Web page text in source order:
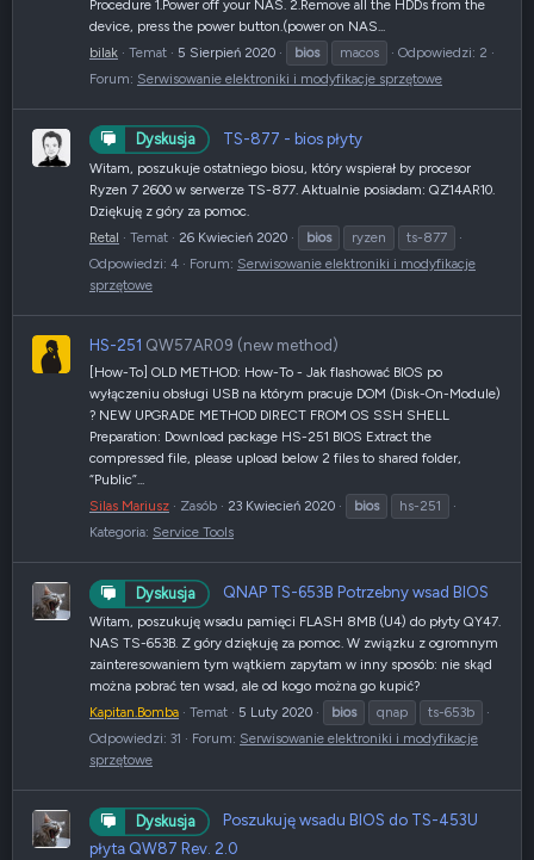
Procedure 1.Power off your NAS. 2.Remove all the HDDs from the
device, press the power button.(power on NAS...
bilak
Temat 5 Sierpień 2020 bios macos
Odpowiedzi: 2
Forum: Serwisowanie elektroniki i modyfikacje sprzętowe
Dyskusja TS-877 - bios płyty
Witam, poszukuje ostatniego biosu, który wspierał by procesor
Ryzen 7 2600 w serwerze TS-877. Aktualnie posiadam: QZ14AR10.
Dziękuję z góry za pomoc.
Retal
Temat 26 Kwiecień 2020 bios ryzen
ts-877
Odpowiedzi: 4
Forum: Serwisowanie elektroniki i modyfikacje
sprzętowe
HS-251 QW57AR09 (new method)
[How-To] OLD METHOD: How-To - Jak flashować BIOS po
wyłączeniu obsługi USB na którym pracuje DOM (Disk-On-Module)
? NEW UPGRADE METHOD DIRECT FROM OS SSH SHELL
Preparation: Download package HS-251 BIOS Extract the
compressed file, please upload below 2 files to shared folder,
“Public”...
Silas Mariusz
Zasób 23 Kwiecień 2020 bios
hs-251
Kategoria: Service Tools
Dyskusja QNAP TS-653B Potrzebny wsad BIOS
Witam, poszukuję wsadu pamięci FLASH 8MB (U4) do płyty QY47.
NAS TS-653B. Z góry dziękuję za pomoc. W związku z ogromnym
zainteresowaniem tym wątkiem zapytam w inny sposób: nie skąd
można pobrać ten wsad, ale od kogo można go kupić?
Kapitan.Bomba
Temat 5 Luty 2020 bios qnap
ts-653b
Odpowiedzi: 31
Forum: Serwisowanie elektroniki i modyfikacje
sprzętowe
Dyskusja
Poszukuję wsadu BIOS do TS-453U
płyta QW87 Rev. 2.0